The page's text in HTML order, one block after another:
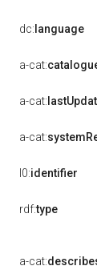
dc: language
a-cat:
a-cat:
a-cat:
l0:identifier
rdf:type
a-cat: